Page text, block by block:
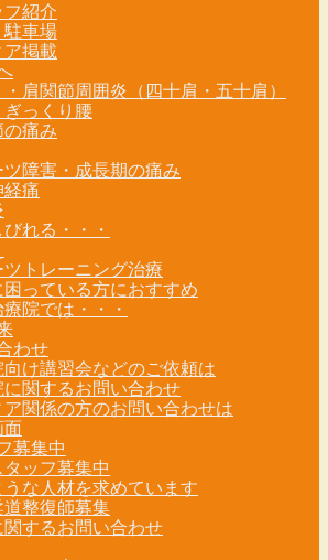
フ紹介
駐車場
ア掲載
・肩関節周囲炎（四十肩・五十肩）
ぎっくり腰
の痛み
ツ障害・成長期の痛み
経痛
れる・・・
ツトレーニング治療
困っている方におすすめ
院では・・・
わせ
向け講習会などのご依頼は
に関するお問い合わせ
ア関係の方のお問い合わせは
面
募集中
ッフ募集中
うな人材を求めています
道整復師募集
関するお問い合わせ